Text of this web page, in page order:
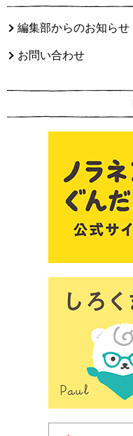
編集部からのお知らせ
お問い合わせ